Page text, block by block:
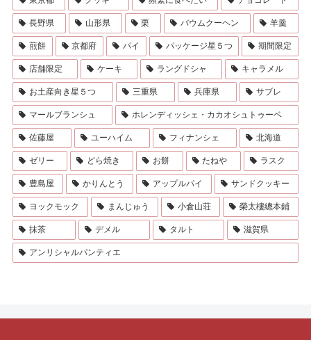
長野県 山形県 栗 バウムクーヘン 羊羹
煎餅 京都府 パイ パッケージ星５つ 期間限定
店舗限定 ケーキ ラングドシャ キャラメル
お土産向き星５つ 三重県 兵庫県 サブレ
マールブランシュ ホレンディッシェ・カカオシュトゥーベ
佐藤屋 ユーハイム フィナンシェ 北海道
ゼリー どら焼き お餅 たねや ラスク
豊島屋 かりんとう アップルパイ サンドクッキー
ヨックモック まんじゅう 小倉山荘 榮太樓總本鋪
抹茶 デメル タルト 滋賀県
アンリシャルパンティエ